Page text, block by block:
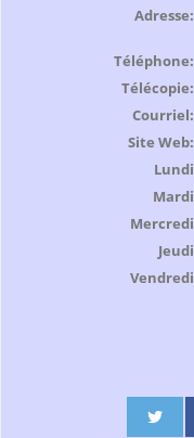
Adresse:
Téléphone:
Télécopie:
Courriel:
Site Web:
Lundi
Mardi
Mercredi
Jeudi
Vendredi